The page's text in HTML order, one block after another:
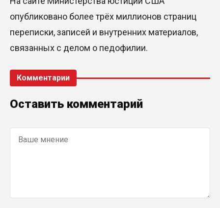
опубликовано более трёх миллионов страниц
переписки, записей и внутренних материалов,
связанных с делом о педофилии.
Комментарии
Оставить комментарий